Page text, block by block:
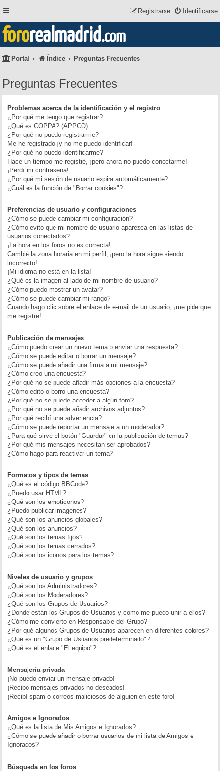
Identificarse
Registrarse
fororealmadrid.com
Portal Índice Preguntas Frecuentes
Preguntas Frecuentes
Problemas acerca de la identificación y el registro
¿Por qué me tengo que registrar?
¿Qué es COPPA? (APPCO)
¿Por qué no puedo registrarme?
Me he registrado ¡y no me puedo identificar!
¿Por qué no puedo identificarme?
Hace un tiempo me registré, ¡pero ahora no puedo conectarme!
¡Perdí mi contraseña!
¿Por qué mi sesión de usuario expira automáticamente?
¿Cuál es la función de "Borrar cookies"?
Preferencias de usuario y configuraciones
¿Cómo se puede cambiar mi configuración?
¿Cómo evito que mi nombre de usuario aparezca en las listas de
usuarios conectados?
¡La hora en los foros no es correcta!
Cambié la zona horaria en mi perfil, ¡pero la hora sigue siendo
incorrecto!
¡Mi idioma no está en la lista!
¿Qué es la imagen al lado de mi nombre de usuario?
¿Cómo puedo mostrar un avatar?
¿Cómo se puede cambiar mi rango?
Cuando hago clic sobre el enlace de e-mail de un usuario, ¡me pide que
me registre!
Publicación de mensajes
¿Cómo puedo crear un nuevo tema o enviar una respuesta?
¿Cómo se puede editar o borrar un mensaje?
¿Cómo se puede añadir una firma a mi mensaje?
¿Cómo creo una encuesta?
¿Por qué no se puede añadir más opciones a la encuesta?
¿Cómo edito o borro una encuesta?
¿Por qué no se puede acceder a algún foro?
¿Por qué no se puede añadir archivos adjuntos?
¿Por qué recibí una advertencia?
¿Cómo se puede reportar un mensaje a un moderador?
¿Para qué sirve el botón "Guardar" en la publicación de temas?
¿Por qué mis mensajes necesitan ser aprobados?
¿Cómo hago para reactivar un tema?
Formatos y tipos de temas
¿Qué es el código BBCode?
¿Puedo usar HTML?
¿Qué son los emoticonos?
¿Puedo publicar imagenes?
¿Qué son los anuncios globales?
¿Qué son los anuncios?
¿Qué son los temas fijos?
¿Qué son los temas cerrados?
¿Qué son los iconos para los temas?
Niveles de usuario y grupos
¿Qué son los Administradores?
¿Qué son los Moderadores?
¿Qué son los Grupos de Usuarios?
¿Donde están los Grupos de Usuarios y como me puedo unir a ellos?
¿Cómo me convierto en Responsable del Grupo?
¿Por qué algunos Grupos de Usuarios aparecen en diferentes colores?
¿Qué es un "Grupo de Usuarios predeterminado"?
¿Qué es el enlace "El equipo"?
Mensajería privada
¡No puedo enviar un mensaje privado!
¡Recibo mensajes privados no deseados!
¡Recibí spam o correos maliciosos de alguien en este foro!
Amigos e Ignorados
¿Qué es la lista de Mis Amigos e Ignorados?
¿Cómo se puede añadir o borrar usuarios de mi lista de Amigos e
Ignorados?
Búsqueda en los foros